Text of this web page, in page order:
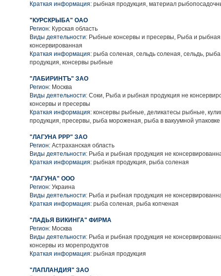
Краткая информация: рыбная продукция, материал
"КУРСКРЫБА" ОАО
Регион: Курская область
Виды деятельности: Рыбные консервы и пресервы, Рыба и рыбная
консервированная
Краткая информация: рыба соленая, сельдь соленая, сельдь,
продукция, консервы рыбные
"ЛАБИРИНТЪ" ЗАО
Регион: Москва
Виды деятельности: Соки, Рыба и рыбная продукция не
консервы и пресервы
Краткая информация: консервы рыбные, деликатесы рыбные,
продукция, пресервы, рыба мороженая, рыба в вакуумной упаковке
"ЛАГУНА РРР" ЗАО
Регион: Астраханская область
Виды деятельности: Рыба и рыбная продукция не
Краткая информация: рыбная продукция, рыба соленая
"ЛАГУНА" ООО
Регион: Украина
Виды деятельности: Рыба и рыбная продукция не
Краткая информация: рыба соленая, рыба копченая
"ЛАДЬЯ ВИКИНГА" ФИРМА
Регион: Москва
Виды деятельности: Рыба и рыбная продукция не
консервы из морепродуктов
Краткая информация: рыбная продукция
"ЛАПЛАНДИЯ" ЗАО